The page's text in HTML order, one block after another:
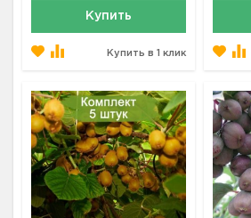
Купить
Купить в 1 клик